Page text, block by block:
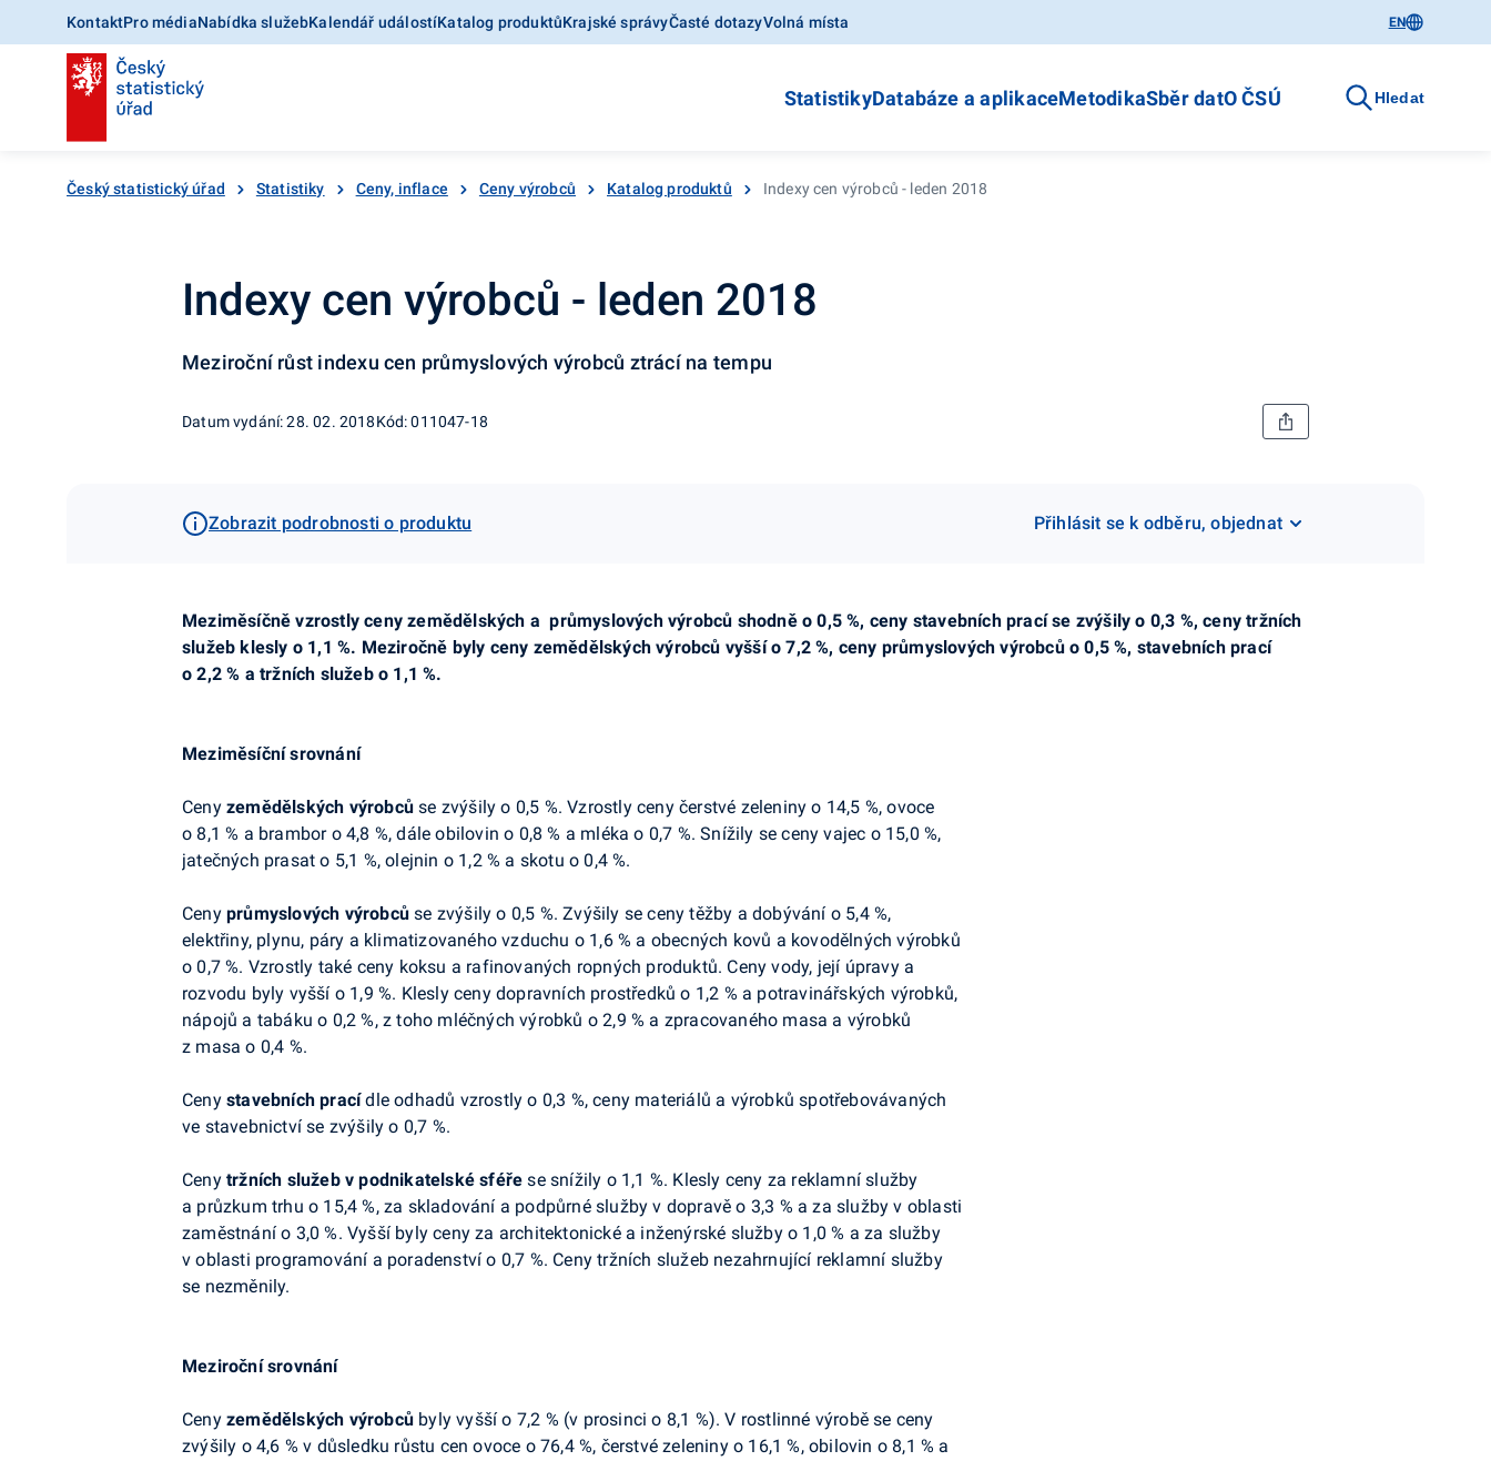
KontaktPro médiaNabídka služebKalendář událostíKatalog produktůKrajské správyČasté dotazyVolná místa EN
StatistikyDatabáze a aplikaceMetodikaSběr datO ČSÚ Hledat
Český statistický úřad Statistiky Ceny, inflace Ceny výrobců Katalog produktů Indexy cen výrobců - leden 2018
Indexy cen výrobců - leden 2018
Meziroční růst indexu cen průmyslových výrobců ztrácí na tempu
Datum vydání: 28. 02. 2018Kód: 011047-18
Zobrazit podrobnosti o produktu Přihlásit se k odběru, objednat
Meziměsíčně vzrostly ceny zemědělských a průmyslových výrobců shodně o 0,5 %, ceny stavebních prací se zvýšily o 0,3 %, ceny tržních
služeb klesly o 1,1 %. Meziročně byly ceny zemědělských výrobců vyšší o 7,2 %, ceny průmyslových výrobců o 0,5 %, stavebních prací
o 2,2 % a tržních služeb o 1,1 %.
Meziměsíční srovnání
Ceny zemědělských výrobců se zvýšily o 0,5 %. Vzrostly ceny čerstvé zeleniny o 14,5 %, ovoce
o 8,1 % a brambor o 4,8 %, dále obilovin o 0,8 % a mléka o 0,7 %. Snížily se ceny vajec o 15,0 %,
jatečných prasat o 5,1 %, olejnin o 1,2 % a skotu o 0,4 %.
Ceny průmyslových výrobců se zvýšily o 0,5 %. Zvýšily se ceny těžby a dobývání o 5,4 %,
elektřiny, plynu, páry a klimatizovaného vzduchu o 1,6 % a obecných kovů a kovodělných výrobků
o 0,7 %. Vzrostly také ceny koksu a rafinovaných ropných produktů. Ceny vody, její úpravy a
rozvodu byly vyšší o 1,9 %. Klesly ceny dopravních prostředků o 1,2 % a potravinářských výrobků,
nápojů a tabáku o 0,2 %, z toho mléčných výrobků o 2,9 % a zpracovaného masa a výrobků
z masa o 0,4 %.
Ceny stavebních pracídle odhadů vzrostly o 0,3 %,ceny materiálů a výrobků spotřebovávaných
ve stavebnictví se zvýšilyo 0,7 %.
Ceny tržních služeb v podnikatelské sféřese snížily o 1,1 %. Klesly ceny za reklamní služby
a průzkum trhu o 15,4 %, za skladování a podpůrné služby v dopravě o 3,3 % a za služby v oblasti
zaměstnání o 3,0 %. Vyšší byly ceny za architektonické a inženýrské služby o 1,0 % a za služby
v oblasti programování a poradenství o 0,7 %. Ceny tržních služeb nezahrnující reklamní služby
se nezměnily.
Meziroční srovnání
Ceny zemědělských výrobců byly vyšší o 7,2 % (v prosinci o 8,1 %). V rostlinné výrobě se ceny
zvýšily o 4,6 % v důsledku růstu cen ovoce o 76,4 %, čerstvé zeleniny o 16,1 %, obilovin o 8,1 % a